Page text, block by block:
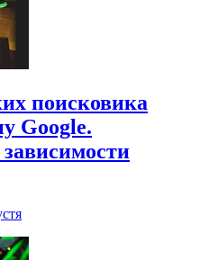
поисковика
Google.